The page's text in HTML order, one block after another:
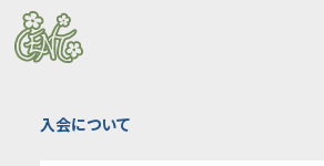
入会について